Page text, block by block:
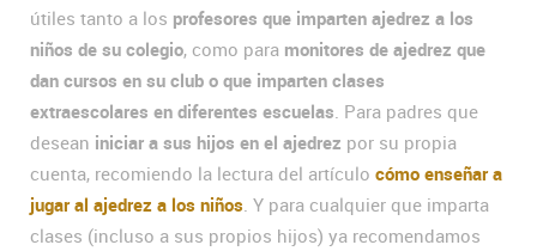
útiles tanto a los profesores que imparten ajedrez a los
niños de su colegio, como para monitores de ajedrez que
dan cursos en su club o que imparten clases
extraescolares en diferentes escuelas . Para padres que
desean iniciar a sus hijos en el ajedrez por su propia
cuenta, recomiendo la lectura del artículo cómo enseñar a
jugar al ajedrez a los niños . Y para cualquier que imparta
clases (incluso a sus propios hijos) ya recomendamos